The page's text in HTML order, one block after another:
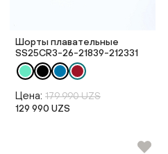
Шорты плавательные
SS25CR3-26-21839-212331
Цена: 179 990 UZS
129 990 UZS